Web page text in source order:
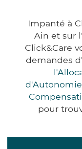
Impanté à
Ain et sur
Click&Care
demandes
d'Autonomie
pour